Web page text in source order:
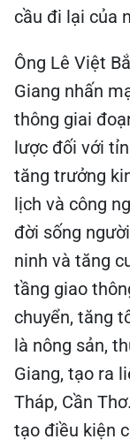
cầu đi lại của
Ông Lê Việt
Giang nhấn
thông giai
lược đối với
tăng trưởng
lịch và công
đời sống
ninh và tăng
tầng giao
chuyển, tăng
là nông sản,
Giang, tạo ra
Tháp, Cần
tạo điều kiện